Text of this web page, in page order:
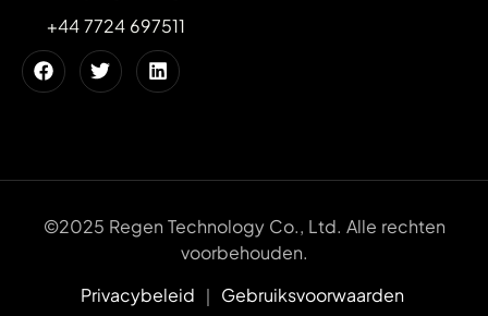
+44 7724 697511
©2025 Regen Technology Co., Ltd. Alle rechten
voorbehouden.
Privacybeleid ｜ Gebruiksvoorwaarden